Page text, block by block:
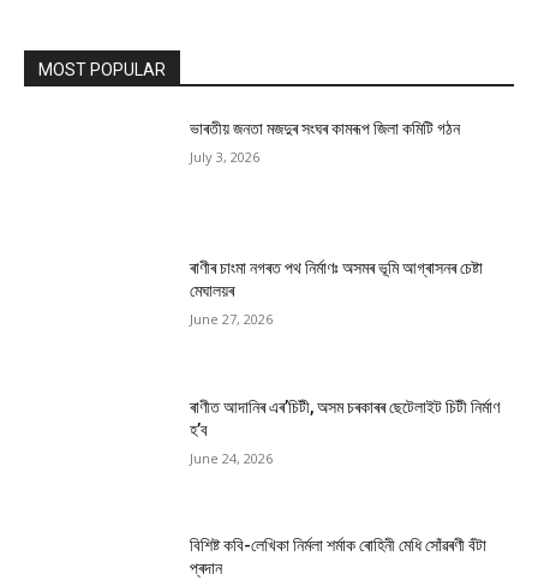
MOST POPULAR
ভাৰতীয় জনতা মজদুৰ সংঘৰ কামৰূপ জিলা কমিটি গঠন
July 3, 2026
ৰাণীৰ চাংমা নগৰত পথ নিৰ্মাণঃ অসমৰ ভূমি আগ্ৰাসনৰ চেষ্টা
মেঘালয়ৰ
June 27, 2026
ৰাণীত আদানিৰ এৰ’চিটী, অসম চৰকাৰৰ ছেটেলাইট চিটী নিৰ্মাণ
হ’ব
June 24, 2026
বিশিষ্ট কবি-লেখিকা নিৰ্মলা শৰ্মাক ৰোহিনী মেধি সোঁৱৰণী বঁটা
প্ৰদান